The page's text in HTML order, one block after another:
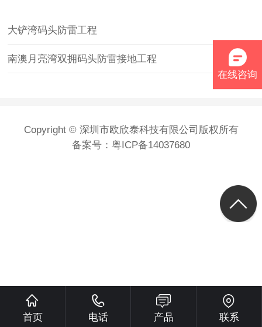
大铲湾码头防雷工程
南澳月亮湾双拥码头防雷接地工程
Copyright © 深圳市欧欣泰科技有限公司版权所有
备案号： 粤ICP备14037680
首页 电话 产品 联系
在线咨询